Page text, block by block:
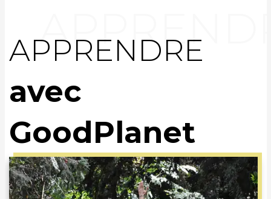
APPRENDRE
avec
GoodPlanet